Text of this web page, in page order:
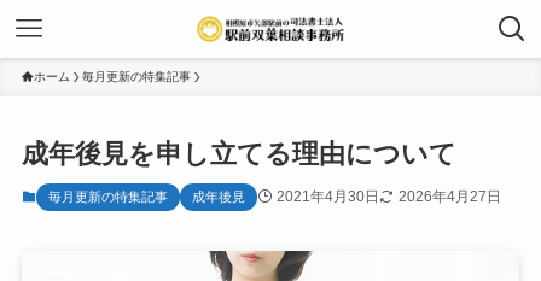
ホーム 毎月更新の特集記事
成年後見を申し立てる理由について
毎月更新の特集記事 成年後見 2021年4月30日 2026年4月27日